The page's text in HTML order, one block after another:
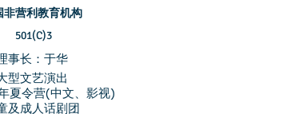
非营利教育机构
501(C)3
事长：于华
型文艺演出
夏令营(中文、影视)
及成人话剧团